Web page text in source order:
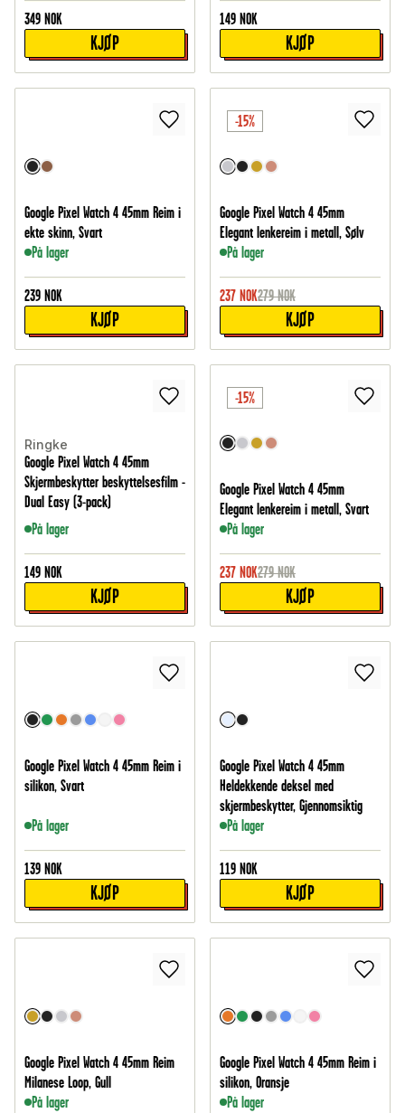
349 NOK
KJØP
149 NOK
KJØP
Google Pixel Watch 4 45mm Reim i
ekte skinn, Svart
På lager
239 NOK
KJØP
-15%
Google Pixel Watch 4 45mm
Elegant lenkereim i metall, Sølv
På lager
237 NOK279 NOK
KJØP
Ringke
Google Pixel Watch 4 45mm
Skjermbeskytter beskyttelsesfilm -
Dual Easy (3-pack)
På lager
149 NOK
KJØP
-15%
Google Pixel Watch 4 45mm
Elegant lenkereim i metall, Svart
På lager
237 NOK279 NOK
KJØP
Google Pixel Watch 4 45mm Reim i
silikon, Svart
På lager
139 NOK
KJØP
Google Pixel Watch 4 45mm
Heldekkende deksel med
skjermbeskytter, Gjennomsiktig
På lager
119 NOK
KJØP
Google Pixel Watch 4 45mm Reim
Milanese Loop, Gull
På lager
Google Pixel Watch 4 45mm Reim i
silikon, Oransje
På lager